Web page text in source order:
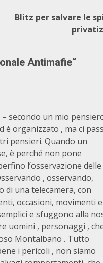
Blitz per salvare le
Antimafie“
secondo un mio
è organizzato , ma ci
pensieri. Quando un
è perché non pone
l’osservazione delle
, osservando,
di una telecamera, con
occasioni, movimenti e
e sfuggono alla
uomini , personaggi ,
Montalbano . Tutto
i pericoli , non siamo